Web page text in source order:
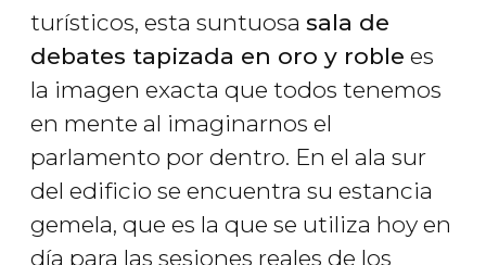
turísticos, esta suntuosa sala de
debates tapizada en oro y roble es
la imagen exacta que todos tenemos
en mente al imaginarnos el
parlamento por dentro. En el ala sur
del edificio se encuentra su estancia
gemela, que es la que se utiliza hoy en
día para las sesiones reales de los